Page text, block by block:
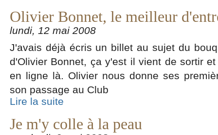
Olivier Bonnet, le meilleur
lundi, 12 mai 2008
J'avais déjà écris un billet au sujet du
d'Olivier Bonnet, ça y'est il vient de sortir
en ligne là. Olivier nous donne ses
son passage au Club
Lire la suite
Je m'y colle à la peau